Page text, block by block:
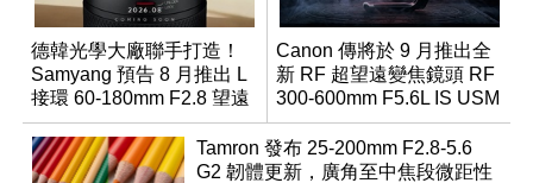
德韓光學大廠聯手打造！
Samyang 預告 8 月推出 L
接環 60-180mm F2.8 望遠
變焦鏡
Canon 傳將於 9 月推出全
新 RF 超望遠變焦鏡頭 RF
300-600mm F5.6L IS USM
Tamron 發布 25-200mm F2.8-5.6
G2 韌體更新，廣角至中焦段微距性